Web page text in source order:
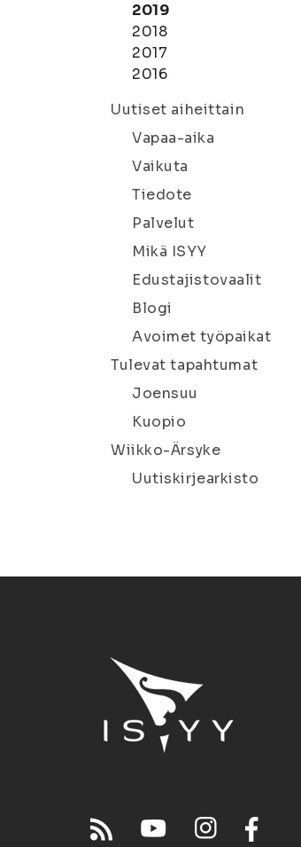
2019
2018
2017
2016
Uutiset aiheittain
Vapaa-aika
Vaikuta
Tiedote
Palvelut
Mikä ISYY
Edustajistovaalit
Blogi
Avoimet työpaikat
Tulevat tapahtumat
Joensuu
Kuopio
Wiikko-Ärsyke
Uutiskirjearkisto